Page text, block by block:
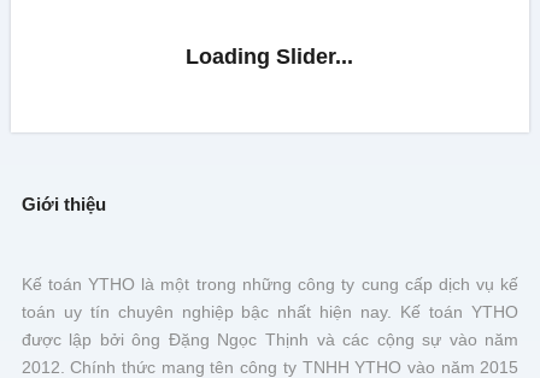
Giới thiệu
Kế toán YTHO là một trong những công ty cung cấp dịch vụ kế
toán uy tín chuyên nghiệp bậc nhất hiện nay. Kế toán YTHO
được lập bởi ông Đặng Ngọc Thịnh và các cộng sự vào năm
2012. Chính thức mang tên công ty TNHH YTHO vào năm 2015